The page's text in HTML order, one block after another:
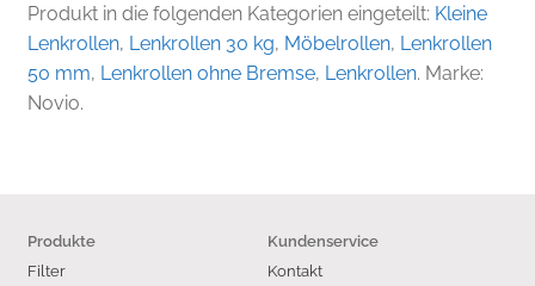
Produkt in die folgenden Kategorien eingeteilt: Kleine
Lenkrollen, Lenkrollen 30 kg, Möbelrollen, Lenkrollen
50 mm, Lenkrollen ohne Bremse, Lenkrollen. Marke:
Novio.
Produkte
Filter
Kundenservice
Kontakt